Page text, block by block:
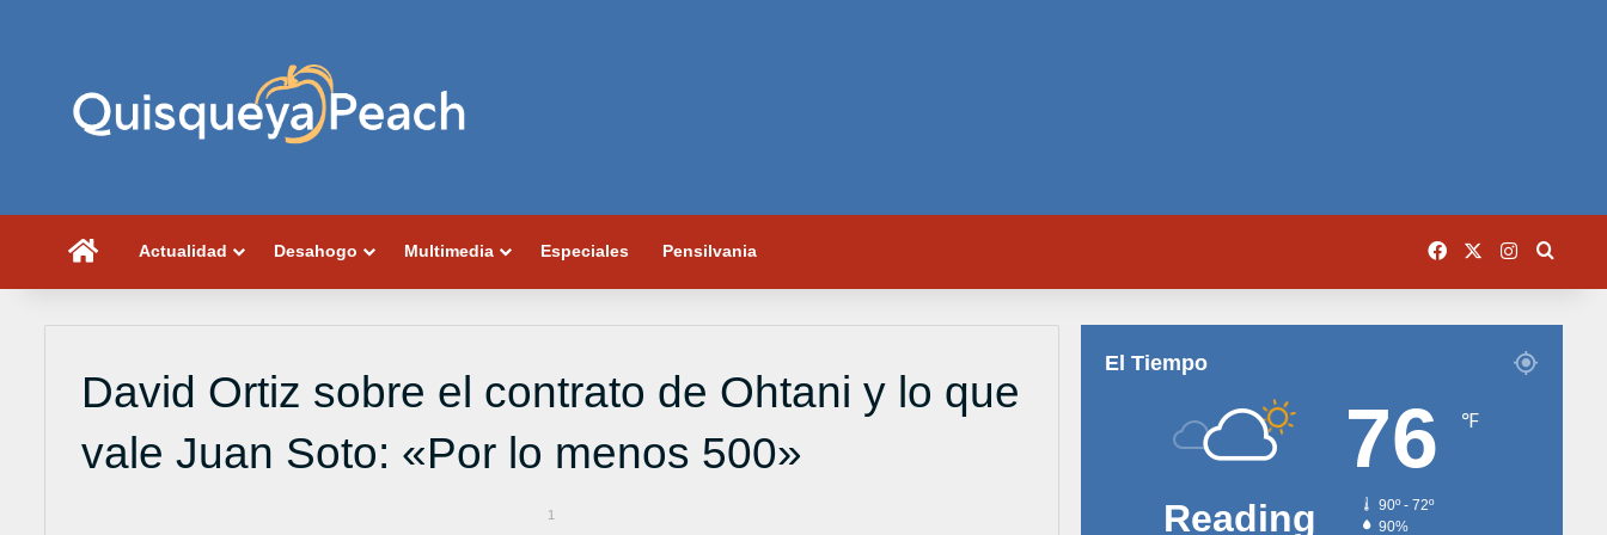
PortadaActualidad Desahogo Multimedia Especiales Pensilvania Facebook Instagram
David Ortiz sobre el contrato de Ohtani y lo que
vale Juan Soto: «Por lo menos 500»
1
El Tiempo
Reading
76 ℉
90º - 72º
90%